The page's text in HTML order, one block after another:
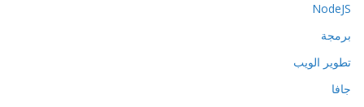
NodeJS
برمجة
تطوير الويب
جافا